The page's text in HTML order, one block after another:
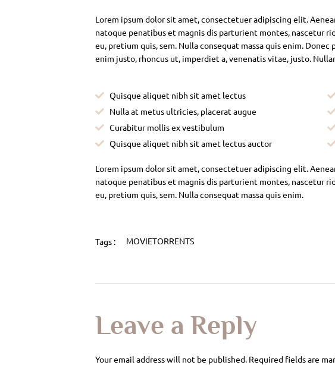
Lorem ipsum dolor sit amet, consectetuer adipiscing elit.
natoque penatibus et magnis dis parturient montes, nascetur
eu, pretium quis, sem. Nulla consequat massa quis enim.
enim justo, rhoncus ut, imperdiet a, venenatis vitae, justo.
Quisque aliquet nibh sit amet lectus
Nulla at metus ultricies, placerat augue
Curabitur mollis ex vestibulum
Quisque aliquet nibh sit amet lectus auctor
Lorem ipsum dolor sit amet, consectetuer adipiscing elit.
natoque penatibus et magnis dis parturient montes, nascetur
eu, pretium quis, sem. Nulla consequat massa quis enim.
Tags : MOVIETORRENTS
Leave a Reply
Your email address will not be published. Required fields are